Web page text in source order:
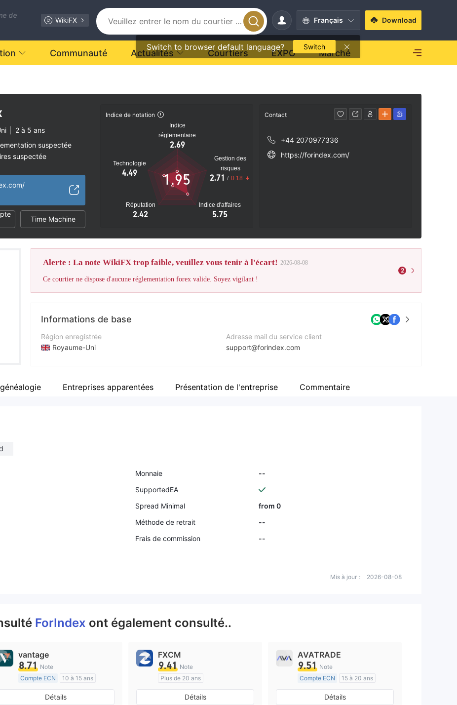
de
WikiFX Français
Switch to browser default language? Switch
Download
Communauté Actualités Courtiers EXPO Marché
2 à 5 ans
suspectée
suspectée
Time Machine
Indice de notation
Indice
réglementaire
2.69
Technologie
4.49
Réputation
2.42
Indice d'affaires
5.75
Gestion des
risques
2.71 / 0.18
1.95
Contact
+44 2070977336
https://forindex.com/
Alerte : La note WikiFX trop faible, veuillez vous tenir à l'écart! 2026-08-08
Ce courtier ne dispose d'aucune réglementation forex valide. Soyez vigilant !
2
Informations de base
Région enregistrée
Royaume-Uni
Société
Adresse mail du service client
support@forindex.com
Site Web de l'entreprise
Entreprises apparentées Présentation de l'entreprise Commentaire
Monnaie
--
SupportedEA
Spread Minimal
from 0
Méthode de retrait
--
Frais de commission
--
Mis à jour： 2026-08-08
ForIndex ont également consulté..
vantage
8.71 Note
Compte ECN
10 à 15 ans
Réglementation de Australie
Market Making (MM)
Détails
FXCM
9.41 Note
Plus de 20 ans
Réglementation de Australie
Market Making (MM)
Détails
AVATRADE
9.51 Note
Compte ECN
15 à 20 ans
Réglementation de Australie
Market Making (MM)
Détails